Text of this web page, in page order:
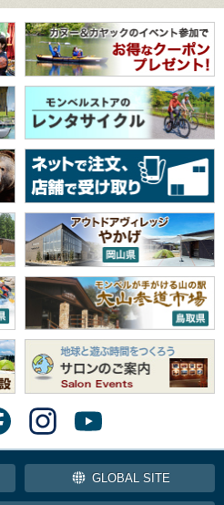
GLOBAL SITE